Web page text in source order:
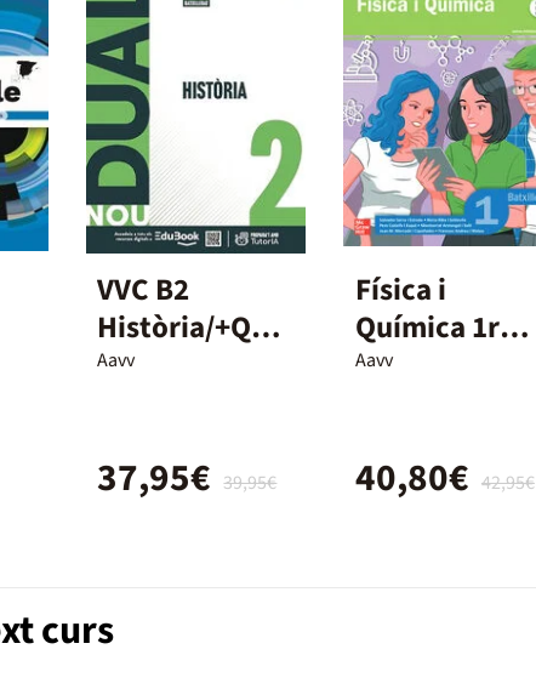
VVC B2
Història/+QA+
DG/DUAL/26
Aavv
39,95€
37,95€
Física i
Química 1r
Batxillerat
Aavv
42,95€
40,80€
curs